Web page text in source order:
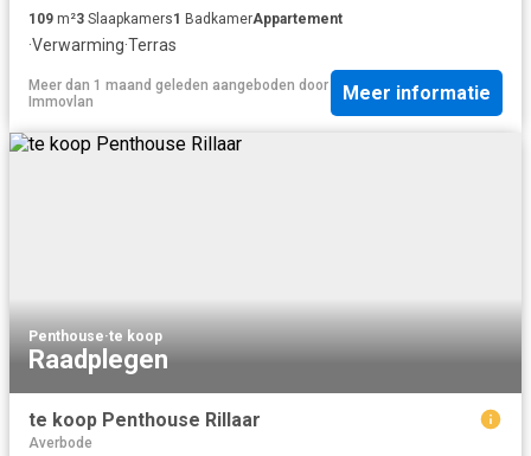
109 m²3 Slaapkamers1 BadkamerAppartement
·Verwarming·Terras
Meer dan 1 maand geleden aangeboden door
Immovlan
Meer informatie
Penthouse·te koop
Raadplegen
te koop Penthouse Rillaar
Averbode